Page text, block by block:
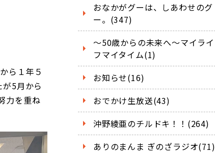
ら１年５
5月から
力を重ね
おなかがグーは、しあわせのグ
ー。(347)
～50歳からの未来へ～マイライ
フマイタイム(1)
お知らせ(16)
おでかけ生放送(43)
沖野綾亜のチルドキ！！(264)
ありのまんま ぎのざラジオ(71)